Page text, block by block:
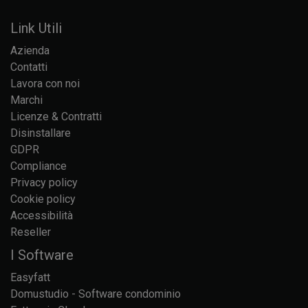
Link Utili
Azienda
Contatti
Lavora con noi
Marchi
Licenze & Contratti
Disinstallare
GDPR
Compliance
Privacy policy
Cookie policy
Accessibilità
Reseller
I Software
Easyfatt
Domustudio - Software condominio